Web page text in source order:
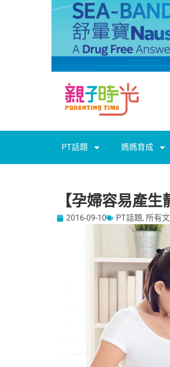
PT話題 媽媽育成
【孕婦容易產生
2016-09-10 PT話題, 所有